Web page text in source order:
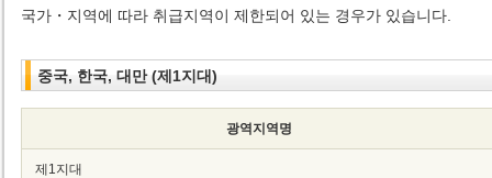
국가・지역에 따라 취급지역이 제한되어 있는 경우가 있습니다.
중국, 한국, 대만 (제1지대)
광역지역명
제1지대